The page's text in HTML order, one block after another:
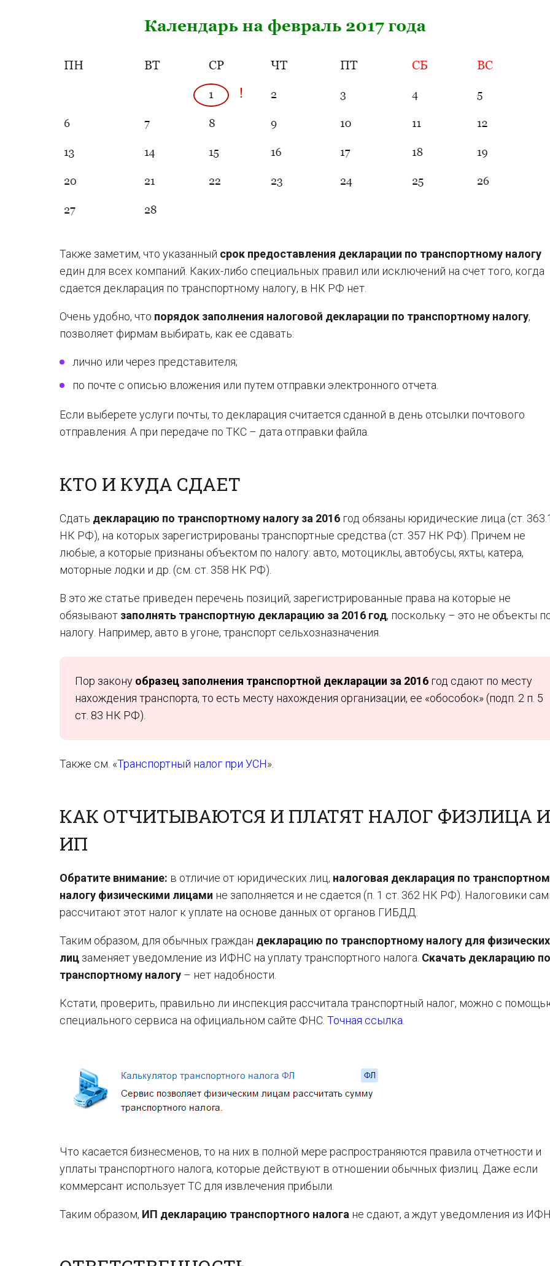
Также заметим, что указанный срок предоставления декларации по транспортному налогу
един для всех компаний. Каких-либо специальных правил или исключений на счет того, когда
сдается декларация по транспортному налогу, в НК РФ нет.
Очень удобно, что порядок заполнения налоговой декларации по транспортному налогу,
позволяет фирмам выбирать, как ее сдавать:
лично или через представителя;
по почте с описью вложения или путем отправки электронного отчета.
Если выберете услуги почты, то декларация считается сданной в день отсылки почтового
отправления. А при передаче по ТКС – дата отправки файла.
КТО И КУДА СДАЕТ
Сдать декларацию по транспортному налогу за 2016 год обязаны юридические лица (ст.
НК РФ), на которых зарегистрированы транспортные средства (ст. 357 НК РФ). Причем не
любые, а которые признаны объектом по налогу: авто, мотоциклы, автобусы, яхты, катера,
моторные лодки и др. (см. ст. 358 НК РФ).
В это же статье приведен перечень позиций, зарегистрированные права на которые не
обязывают заполнять транспортную декларацию за 2016 год, поскольку – это не объекты
налогу. Например, авто в угоне, транспорт сельхозназначения.
Пор закону образец заполнения транспортной декларации за 2016 год сдают по месту
нахождения транспорта, то есть месту нахождения организации, ее «обособок» (подп. 2 п. 5
ст. 83 НК РФ).
Также см. «Транспортный налог при УСН».
КАК ОТЧИТЫВАЮТСЯ И ПЛАТЯТ НАЛОГ ФИЗЛИЦА И
ИП
Обратите внимание: в отличие от юридических лиц, налоговая декларация по
налогу физическими лицами не заполняется и не сдается (п. 1 ст. 362 НК РФ). Налоговики
рассчитают этот налог к уплате на основе данных от органов ГИБДД.
Таким образом, для обычных граждан декларацию по транспортному налогу для физических
лиц заменяет уведомление из ИФНС на уплату транспортного налога. Скачать декларацию по
транспортному налогу – нет надобности.
Кстати, проверить, правильно ли инспекция рассчитала транспортный налог, можно с
специального сервиса на официальном сайте ФНС. Точная ссылка
Что касается бизнесменов, то на них в полной мере распространяются правила отчетности и
уплаты транспортного налога, которые действуют в отношении обычных физлиц. Даже если
коммерсант использует ТС для извлечения прибыли.
Таким образом, ИП декларацию транспортного налога не сдают, а ждут уведомления из